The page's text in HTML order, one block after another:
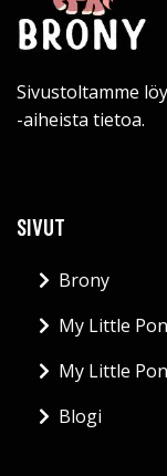
Sivustoltamme
-aiheista tietoa.
SIVUT
Brony
My Little
My Little
Blogi